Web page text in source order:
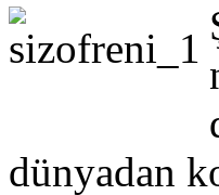
dünyadan